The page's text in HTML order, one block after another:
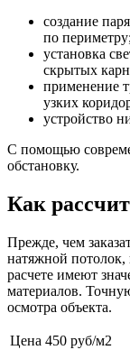
создание
по периметру;
установка
скрытых
применение
узких
устройство
С помощью
обстановку.
Как
Прежде, чем
натяжной потолок,
расчете имеют
материалов.
осмотра объекта.
Цена 450 руб/м2